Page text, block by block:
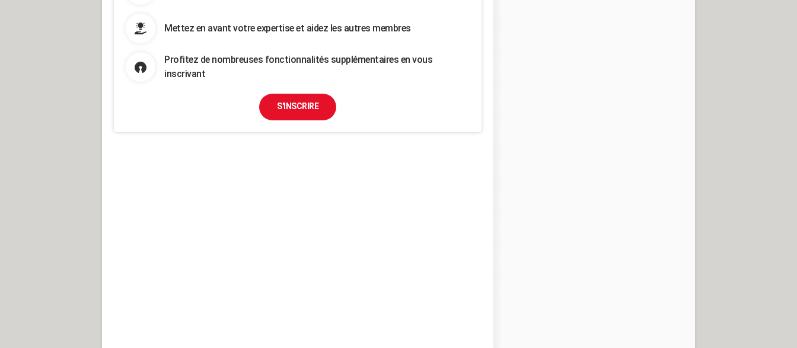
Mettez en avant votre expertise et aidez les autres membres
Profitez de nombreuses fonctionnalités supplémentaires en vous
inscrivant
S'INSCRIRE